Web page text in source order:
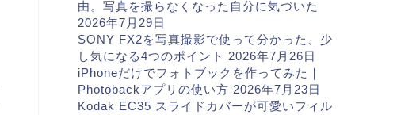
由。写真を撮らなくなった自分に気づいた
2026年7月29日
SONY FX2を写真撮影で使って分かった、少
し気になる4つのポイント 2026年7月26日
iPhoneだけでフォトブックを作ってみた｜
Photobackアプリの使い方 2026年7月23日
Kodak EC35 スライドカバーが可愛いフィル